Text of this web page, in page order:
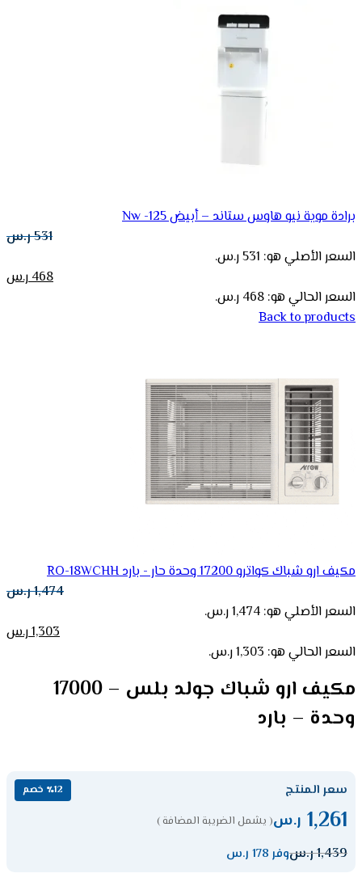
برادة موية نيو هاوس ستاند – أبيض Nw -125
531ر.س
السعر الأصلي هو: 531 ر.س.
468ر.س
السعر الحالي هو: 468 ر.س.
Back to products
مكيف ارو شباك كواترو 17200 وحدة حار - بارد RO-18WCHH
1,474ر.س
السعر الأصلي هو: 1,474 ر.س.
1,303ر.س
السعر الحالي هو: 1,303 ر.س.
مكيف ارو شباك جولد بلس – 17000
وحدة – بارد
سعر المنتج ٪12 خصم
1,261 ر.س( يشمل الضريبة المضافة )
1,439ر.سوفر 178 ر.س